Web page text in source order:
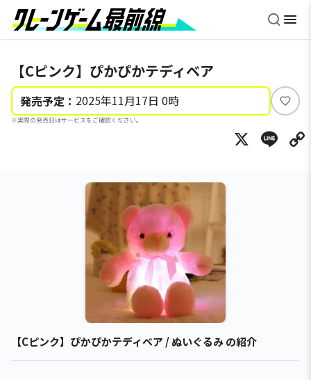
【Cピンク】ぴかぴかテディベア
発売予定： 2025年11月17日 0時
※実際の発売日はサービスをご確認ください。
い
ね
X
【Cピンク】ぴかぴかテディベア / ぬいぐるみ の紹介